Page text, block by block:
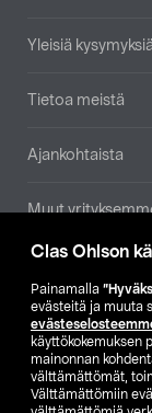
Clas Ohlson
Painamalla
evästeitä ja muuta
käyttökokemuksen
mainonnan
välttämättömät,
Välttämättömiin
Yleisiä kysymyksiä
Tietoa meistä
Ajankohtaista
Muut